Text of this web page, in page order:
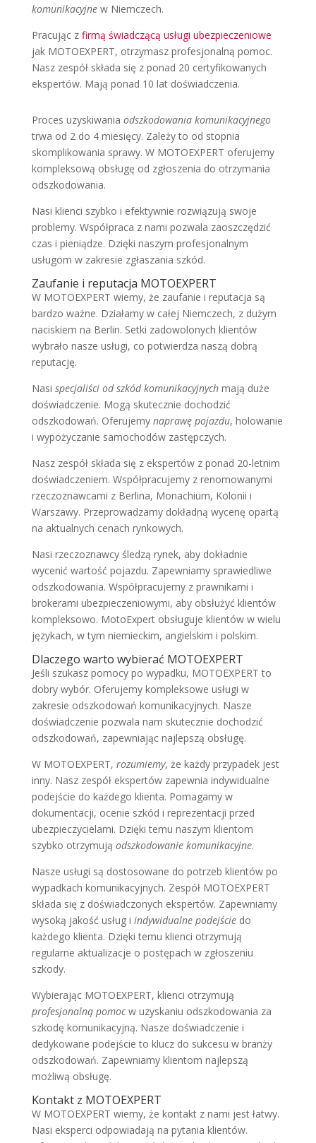
komunikacyjnew Niemczech.
Pracując z firmą świadczącą usługi ubezpieczeniowe
jak MOTOEXPERT, otrzymasz profesjonalną pomoc.
Nasz zespół składa się z ponad 20 certyfikowanych
ekspertów. Mają ponad 10 lat doświadczenia.
Proces uzyskiwania odszkodowania komunikacyjnego
trwa od 2 do 4 miesięcy. Zależy to od stopnia
skomplikowania sprawy. W MOTOEXPERT oferujemy
kompleksową obsługę od zgłoszenia do otrzymania
odszkodowania.
Nasi klienci szybko i efektywnie rozwiązują swoje
problemy. Współpraca z nami pozwala zaoszczędzić
czas i pieniądze. Dzięki naszym profesjonalnym
usługom w zakresie zgłaszania szkód.
Zaufanie i reputacja MOTOEXPERT
W MOTOEXPERT wiemy, że zaufanie i reputacja są
bardzo ważne. Działamy w całej Niemczech, z dużym
naciskiem na Berlin. Setki zadowolonych klientów
wybrało nasze usługi, co potwierdza naszą dobrą
reputację.
Nasi specjaliści od szkód komunikacyjnychmają duże
doświadczenie. Mogą skutecznie dochodzić
odszkodowań. Oferujemy naprawę pojazdu, holowanie
i wypożyczanie samochodów zastępczych.
Nasz zespół składa się z ekspertów z ponad 20-letnim
doświadczeniem. Współpracujemy z renomowanymi
rzeczoznawcami z Berlina, Monachium, Kolonii i
Warszawy. Przeprowadzamy dokładną wycenę opartą
na aktualnych cenach rynkowych.
Nasi rzeczoznawcy śledzą rynek, aby dokładnie
wycenić wartość pojazdu. Zapewniamy sprawiedliwe
odszkodowania. Współpracujemy z prawnikami i
brokerami ubezpieczeniowymi, aby obsłużyć klientów
kompleksowo. MotoExpert obsługuje klientów w wielu
językach, w tym niemieckim, angielskim i polskim.
Dlaczego warto wybierać MOTOEXPERT
Jeśli szukasz pomocy po wypadku, MOTOEXPERT to
dobry wybór. Oferujemy kompleksowe usługi w
zakresie odszkodowań komunikacyjnych. Nasze
doświadczenie pozwala nam skutecznie dochodzić
odszkodowań, zapewniając najlepszą obsługę.
W MOTOEXPERT, rozumiemy, że każdy przypadek jest
inny. Nasz zespół ekspertów zapewnia indywidualne
podejście do każdego klienta. Pomagamy w
dokumentacji, ocenie szkód i reprezentacji przed
ubezpieczycielami. Dzięki temu naszym klientom
szybko otrzymują odszkodowanie komunikacyjne.
Nasze usługi są dostosowane do potrzeb klientów po
wypadkach komunikacyjnych. Zespół MOTOEXPERT
składa się z doświadczonych ekspertów. Zapewniamy
wysoką jakość usług i indywidualne podejściedo
każdego klienta. Dzięki temu klienci otrzymują
regularne aktualizacje o postępach w zgłoszeniu
szkody.
Wybierając MOTOEXPERT, klienci otrzymują
profesjonalną pomocw uzyskaniu odszkodowania za
szkodę komunikacyjną. Nasze doświadczenie i
dedykowane podejście to klucz do sukcesu w branży
odszkodowań. Zapewniamy klientom najlepszą
możliwą obsługę.
Kontakt z MOTOEXPERT
W MOTOEXPERT wiemy, że kontakt z nami jest łatwy.
Nasi eksperci odpowiadają na pytania klientów.